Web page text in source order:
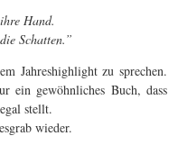
Hand.
Schatten.”
Jahreshighlight zu sprechen.
ein gewöhnliches Buch, dass
stellt.
wieder.